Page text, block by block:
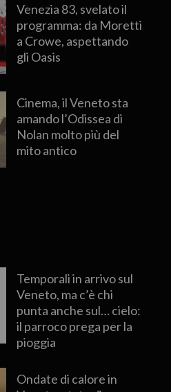
Venezia 83, svelato il
programma: da Moretti
a Crowe, aspettando
gli Oasis
Cinema, il Veneto sta
amando l’Odissea di
Nolan molto più del
mito antico
Temporali in arrivo sul
Veneto, ma c’è chi
punta anche sul… cielo:
il parroco prega per la
pioggia
Ondate di calore in